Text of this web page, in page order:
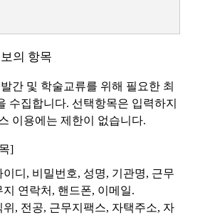
의 항목
간 및 학술교류를 위해 필요한 최
수집합니다. 선택항목은 입력하지
이용에는 제한이 없습니다.
]
이디, 비밀번호, 성명, 기관명, 근무
지 연락처, 핸드폰, 이메일.
위, 전공, 근무지팩스, 자택주소, 자